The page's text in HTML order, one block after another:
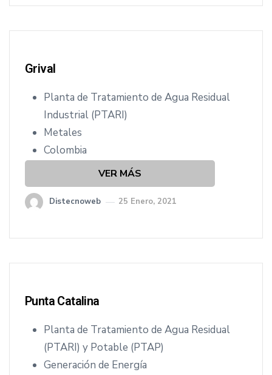
Grival
Planta de Tratamiento de Agua Residual
Industrial (PTARI)
Metales
Colombia
VER MÁS
Distecnoweb 25 Enero, 2021
Punta Catalina
Planta de Tratamiento de Agua Residual
(PTARI) y Potable (PTAP)
Generación de Energía